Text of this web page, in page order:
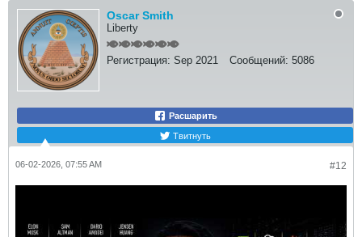
Oscar Smith
Liberty
Регистрация: Sep 2021 Сообщений: 5086
Расшарить
Твитнуть
#12
06-02-2026, 07:55 AM